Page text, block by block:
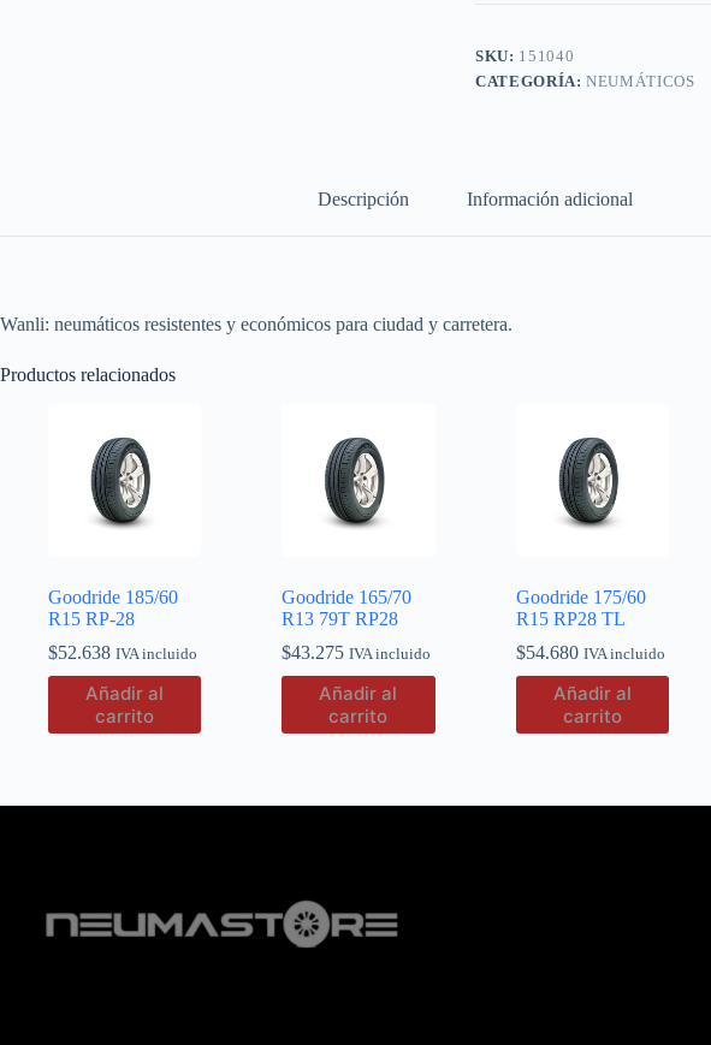
SKU: 151040
CATEGORÍA:NEUMÁTICOS
Descripción Información adicional
Wanli: neumáticos resistentes y económicos para ciudad y carretera.
Productos relacionados
Goodride 185/60
R15 RP-28
$52.638 IVA incluido
Añadir al
carrito
Goodride 165/70
R13 79T RP28
$43.275 IVA incluido
Añadir al
carrito
Goodride 175/60
R15 RP28 TL
$54.680 IVA incluido
Añadir al
carrito